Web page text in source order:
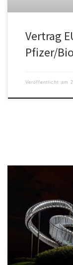
Vertrag
Pfizer/
Veröffentlicht am